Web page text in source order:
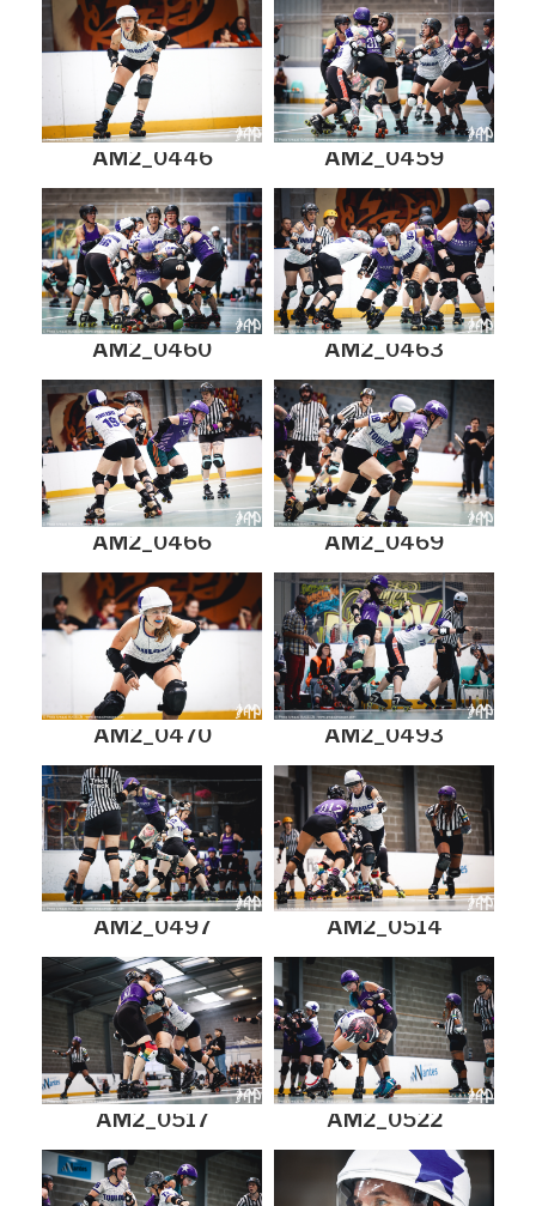
AM2_0446 AM2_0459
AM2_0460 AM2_0463
AM2_0466 AM2_0469
AM2_0470 AM2_0493
AM2_0497 AM2_0514
AM2_0517 AM2_0522